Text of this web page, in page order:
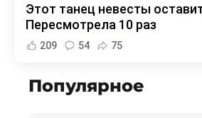
Этот танец невесты
Пересмотрела 10 раз
209 54 75
Популярное